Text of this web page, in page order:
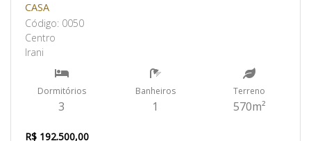
CASA
Código: 0050
Centro
Irani
Dormitórios
3
Banheiros
1
Terreno
570m²
R$ 192.500,00